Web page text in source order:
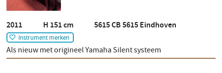
2011 H 151 cm 5615 CB 5615 Eindhoven
Instrument merken
Als nieuw met origineel Yamaha Silent systeem